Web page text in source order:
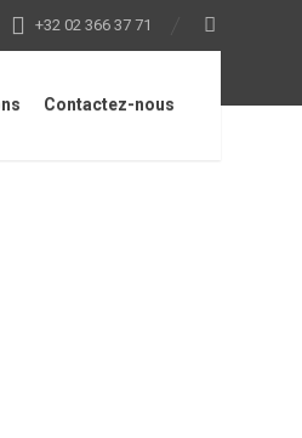
+32 02 366 37 71
Contactez-nous